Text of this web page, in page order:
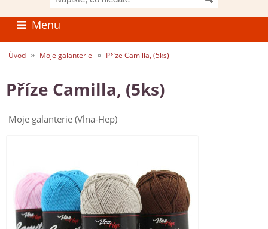
co
hledáte
Menu
Úvod » Moje galanterie » Příze Camilla, (5ks)
Příze Camilla, (5ks)
Moje galanterie (Vlna-Hep)